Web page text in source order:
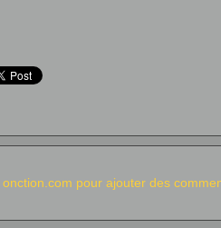
pour ajouter des